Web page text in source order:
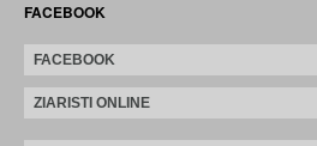
FACEBOOK
FACEBOOK
ZIARISTI ONLINE